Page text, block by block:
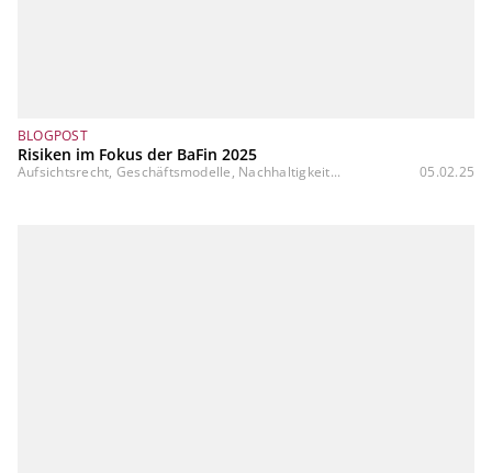
BLOGPOST
Risiken im Fokus der BaFin 2025
Aufsichtsrecht, Geschäftsmodelle, Nachhaltigkeit... 05.02.25